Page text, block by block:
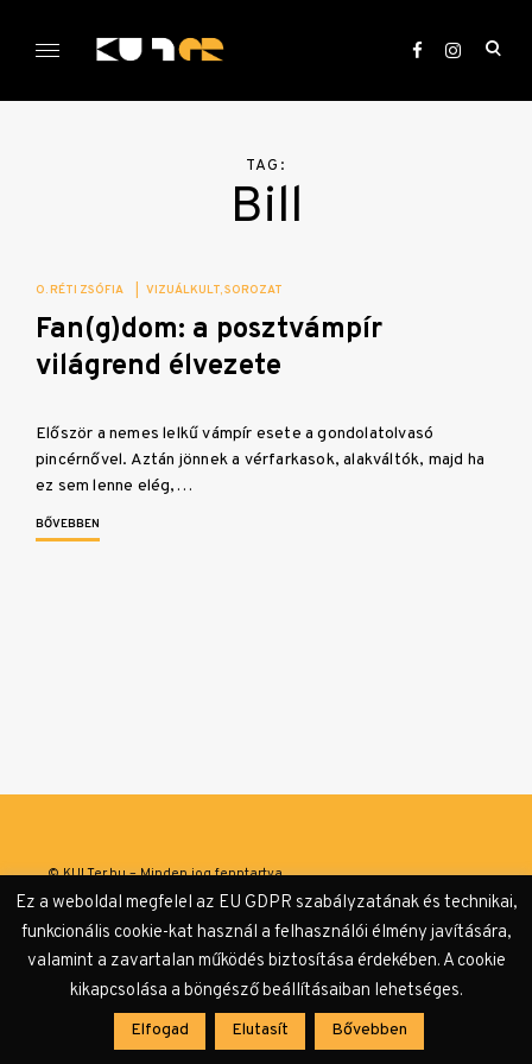
KULTer.hu
TAG:
Bill
O. RÉTI ZSÓFIA VIZUÁLKULT SOROZAT
Fan(g)dom: a posztvámpír
világrend élvezete
Először a nemes lelkű vámpír esete a gondolatolvasó
pincérnővel. Aztán jönnek a vérfarkasok, alakváltók, majd ha
ez sem lenne elég,…
BŐVEBBEN
© KULTer.hu – Minden jog fenntartva
Adatvédelmi tájékoztató
Ez a weboldal megfelel az EU GDPR szabályzatának és technikai,
funkcionális cookie-kat használ a felhasználói élmény javítására,
valamint a zavartalan működés biztosítása érdekében. A cookie
kikapcsolása a böngésző beállításaiban lehetséges.
Elfogad Elutasít Bővebben